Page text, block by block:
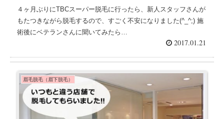
４ヶ月ぶりにTBCスーパー脱毛に行ったら、新人スタッフさんが
もたつきながら脱毛するので、すごく不安になりました(^_^;) 施
術後にベテランさんに聞いてみたら…
2017.01.21
眉毛脱毛（眉下脱毛）